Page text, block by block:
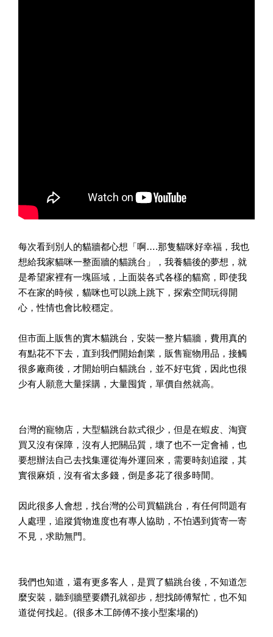
每次看到別人的貓牆都心想「啊….那隻貓咪好幸福，我也
想給我家貓咪一整面牆的貓跳台」，我養貓後的夢想，就
是希望家裡有一塊區域，上面裝各式各樣的貓窩，即使我
不在家的時候，貓咪也可以跳上跳下，探索空間玩得開
心，性情也會比較穩定。
但市面上販售的實木貓跳台，安裝一整片貓牆，費用真的
有點花不下去，直到我們開始創業，販售寵物用品，接觸
很多廠商後，才開始明白貓跳台，並不好屯貨，因此也很
少有人願意大量採購，大量囤貨，單價自然就高。
台灣的寵物店，大型貓跳台款式很少，但是在蝦皮、淘寶
買又沒有保障，沒有人把關品質，壞了也不一定會補，也
要想辦法自己去找集運從海外運回來，需要時刻追蹤，其
實很麻煩，沒有省太多錢，倒是多花了很多時間。
因此很多人會想，找台灣的公司買貓跳台，有任何問題有
人處理，追蹤貨物進度也有專人協助，不怕遇到貨寄一寄
不見，求助無門。
我們也知道，還有更多客人，是買了貓跳台後，不知道怎
麼安裝，聽到牆壁要鑽孔就卻步，想找師傅幫忙，也不知
道從何找起。(很多木工師傅不接小型案場的)